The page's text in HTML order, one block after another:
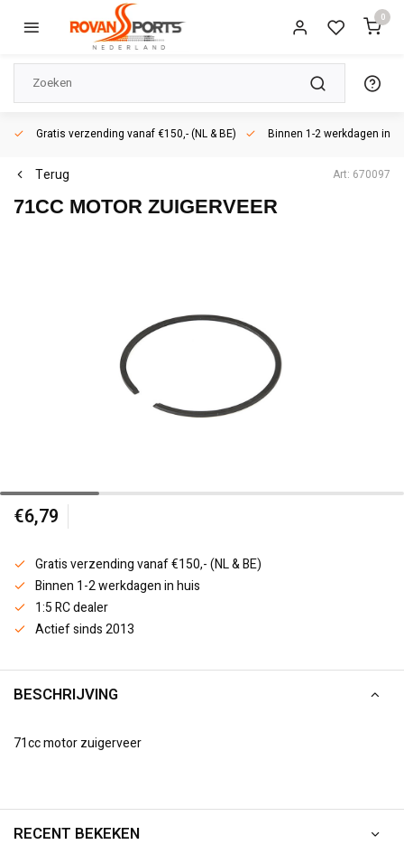
0
Gratis verzending vanaf €150,- (NL & BE) Binnen 1-2 werkdagen in
Terug Art: 670097
71CC MOTOR ZUIGERVEER
€6,79
Gratis verzending vanaf €150,- (NL & BE)
Binnen 1-2 werkdagen in huis
1:5 RC dealer
Actief sinds 2013
BESCHRIJVING
71cc motor zuigerveer
RECENT BEKEKEN